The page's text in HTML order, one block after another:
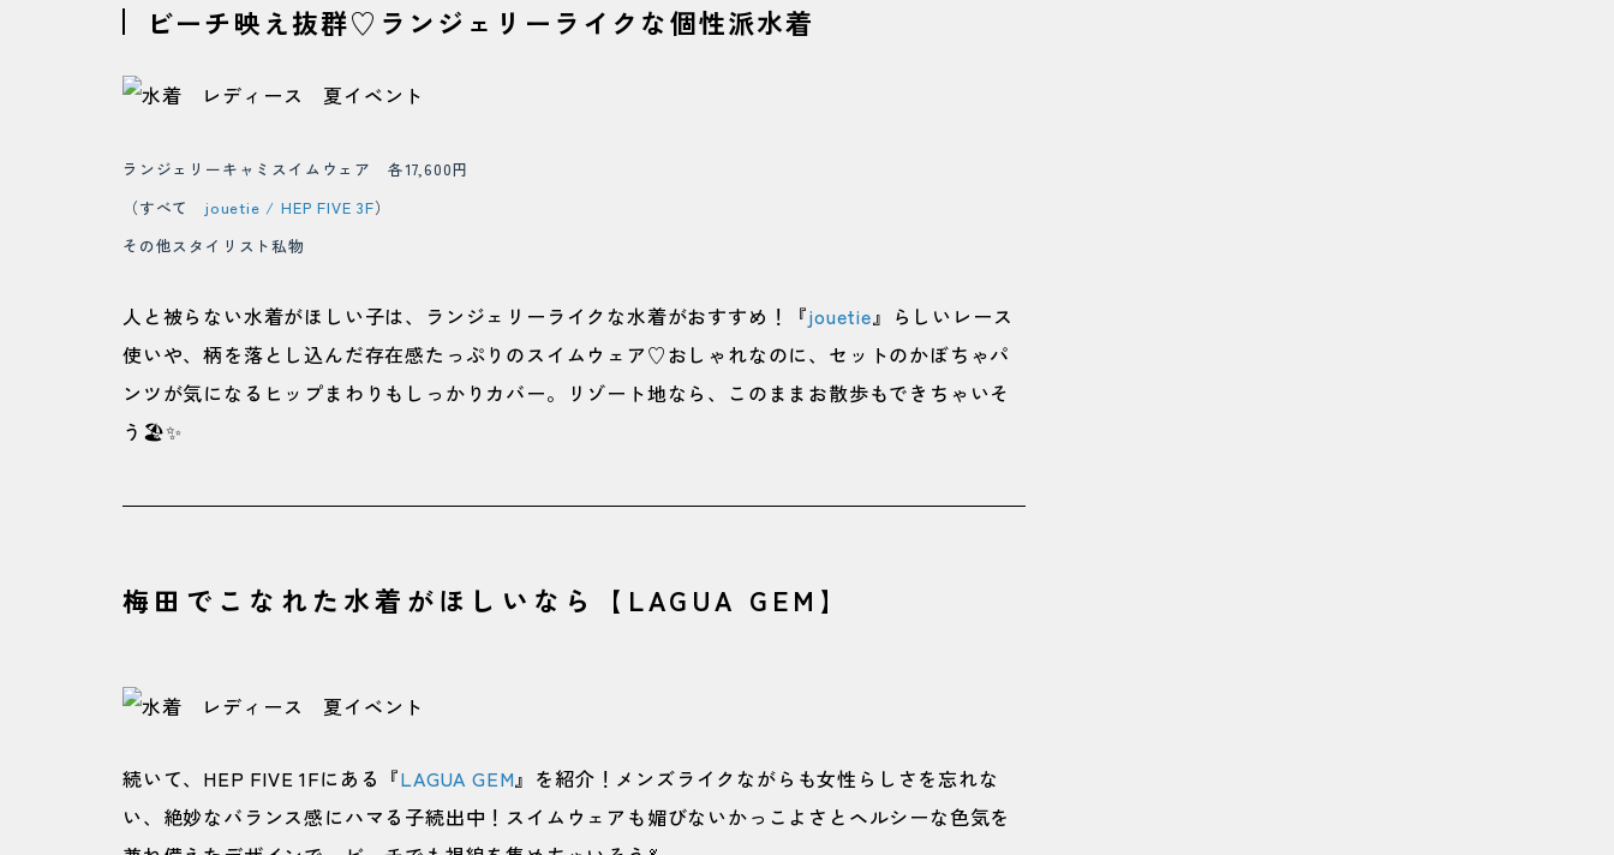
ビーチ映え抜群♡ランジェリーライクな個性派水着
ランジェリーキャミスイムウェア 各17,600円
（すべて jouetie / HEP FIVE 3F）
その他スタイリスト私物
人と被らない水着がほしい子は、ランジェリーライクな水着がおすすめ！『jouetie』らしいレース
使いや、柄を落とし込んだ存在感たっぷりのスイムウェア♡おしゃれなのに、セットのかぼちゃパ
ンツが気になるヒップまわりもしっかりカバー。リゾート地なら、このままお散歩もできちゃいそ
う🏖️✨
梅田でこなれた水着がほしいなら【LAGUA GEM】
続いて、HEP FIVE 1Fにある『LAGUA GEM』を紹介！メンズライクながらも女性らしさを忘れな
い、絶妙なバランス感にハマる子続出中！スイムウェアも媚びないかっこよさとヘルシーな色気を